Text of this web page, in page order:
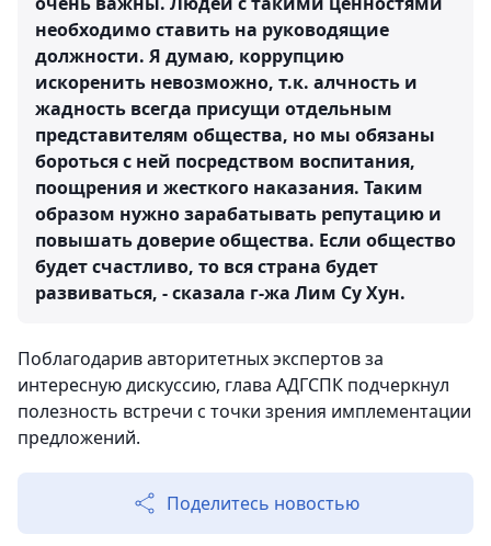
необходимо ставить на руководящие
должности. Я думаю, коррупцию
искоренить невозможно, т.к. алчность и
жадность всегда присущи отдельным
представителям общества, но мы обязаны
бороться с ней посредством воспитания,
поощрения и жесткого наказания. Таким
образом нужно зарабатывать репутацию и
повышать доверие общества. Если общество
будет счастливо, то вся страна будет
развиваться, - сказала г-жа Лим Су Хун.
Поблагодарив авторитетных экспертов за
интересную дискуссию, глава АДГСПК подчеркнул
полезность встречи с точки зрения имплементации
предложений.
Поделитесь новостью